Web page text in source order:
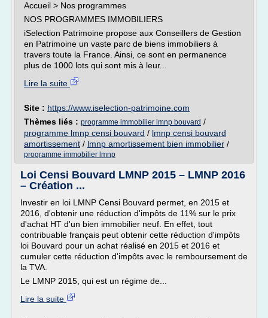
Accueil > Nos programmes
NOS PROGRAMMES IMMOBILIERS
iSelection Patrimoine propose aux Conseillers de Gestion
en Patrimoine un vaste parc de biens immobiliers à
travers toute la France. Ainsi, ce sont en permanence
plus de 1000 lots qui sont mis à leur...
Lire la suite
Site : https://www.iselection-patrimoine.com
Thèmes liés : programme immobilier lmnp bouvard /
programme lmnp censi bouvard / lmnp censi bouvard
amortissement / lmnp amortissement bien immobilier /
programme immobilier lmnp
Loi Censi Bouvard LMNP 2015 – LMNP 2016
– Création ...
Investir en loi LMNP Censi Bouvard permet, en 2015 et
2016, d'obtenir une réduction d'impôts de 11% sur le prix
d'achat HT d'un bien immobilier neuf. En effet, tout
contribuable français peut obtenir cette réduction d'impôts
loi Bouvard pour un achat réalisé en 2015 et 2016 et
cumuler cette réduction d'impôts avec le remboursement de
la TVA.
Le LMNP 2015, qui est un régime de...
Lire la suite